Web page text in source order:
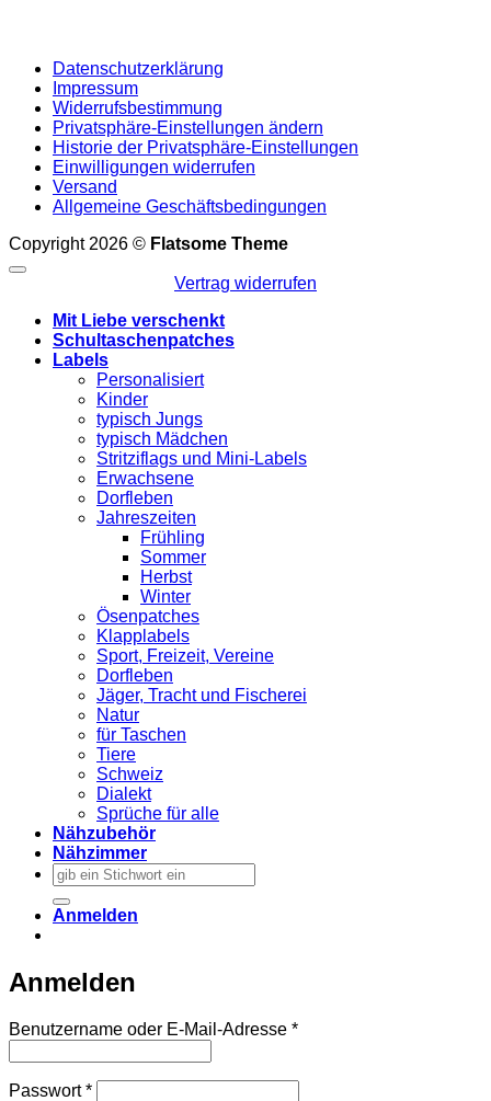
Datenschutzerklärung
Impressum
Widerrufsbestimmung
Privatsphäre-Einstellungen ändern
Historie der Privatsphäre-Einstellungen
Einwilligungen widerrufen
Versand
Allgemeine Geschäftsbedingungen
Copyright 2026 © Flatsome Theme
Vertrag widerrufen
Mit Liebe verschenkt
Schultaschenpatches
Labels
Personalisiert
Kinder
typisch Jungs
typisch Mädchen
Stritziflags und Mini-Labels
Erwachsene
Dorfleben
Jahreszeiten
Frühling
Sommer
Herbst
Winter
Ösenpatches
Klapplabels
Sport, Freizeit, Vereine
Dorfleben
Jäger, Tracht und Fischerei
Natur
für Taschen
Tiere
Schweiz
Dialekt
Sprüche für alle
Nähzubehör
Nähzimmer
Suchen
nach:
Anmelden
Anmelden
Benutzername oder E-Mail-Adresse *Erforderlich
Passwort*Erforderlich